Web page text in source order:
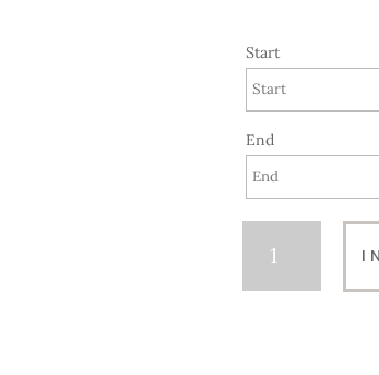
Start
End
Essentials